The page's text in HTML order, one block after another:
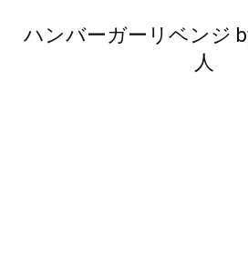
ハンバーガーリベンジ
人